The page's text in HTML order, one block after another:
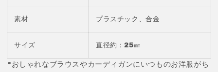
㎜
5
り
JPC129-
㎜
JPC129-
素材 プラスチック、合金
サイズ 直径約：25㎜
*おしゃれなブラウスやカーディガンにいつものお洋服がち